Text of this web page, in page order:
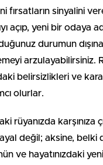
fırsatların sinyalini
açıp, yeni bir odaya
durumun dışına
arzulayabilirsiniz.
belirsizlikleri ve
olurlar.
rüyanızda karşınıza
değil; aksine, belki
ve hayatınızdaki